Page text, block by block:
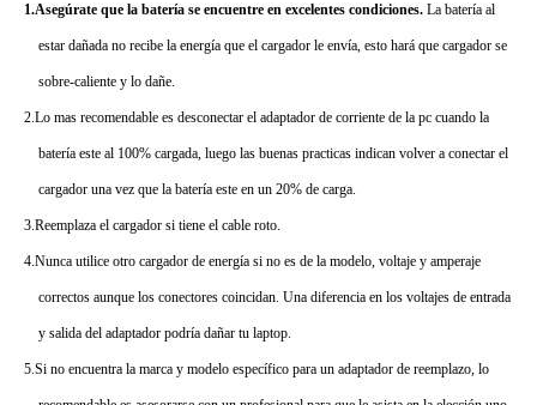
1.Asegúrate que la batería se encuentre en excelentes condiciones. La batería al
estar dañada no recibe la energía que el cargador le envía, esto hará que cargador se
sobre-caliente y lo dañe.
2.Lo mas recomendable es desconectar el adaptador de corriente de la pc cuando la
batería este al 100% cargada, luego las buenas practicas indican volver a conectar el
cargador una vez que la batería este en un 20% de carga.
3.Reemplaza el cargador si tiene el cable roto.
4.Nunca utilice otro cargador de energía si no es de la modelo, voltaje y amperaje
correctos aunque los conectores coincidan. Una diferencia en los voltajes de entrada
y salida del adaptador podría dañar tu laptop.
5.Si no encuentra la marca y modelo específico para un adaptador de reemplazo, lo